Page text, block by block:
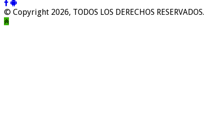
© Copyright 2026, TODOS LOS DERECHOS RESERVADOS.